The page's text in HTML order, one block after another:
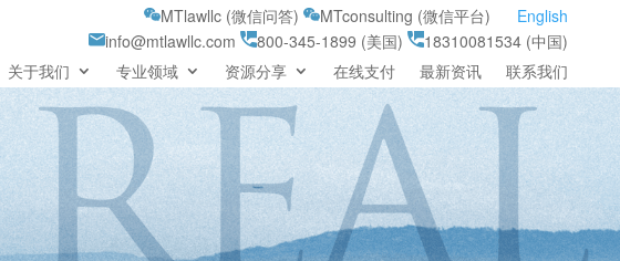
MTlawllc (微信问答) MTconsulting (微信平台) English
info@mtlawllc.com
800-345-1899 (美国)
18310081534 (中国)
关于我们 专业领域 资源分享 在线支付 最新资讯 联系我们